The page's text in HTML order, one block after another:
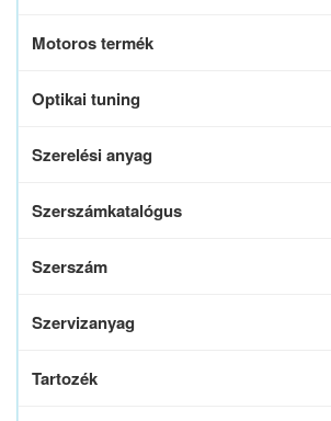
Motoros termék
Optikai tuning
Szerelési anyag
Szerszámkatalógus
Szerszám
Szervizanyag
Tartozék